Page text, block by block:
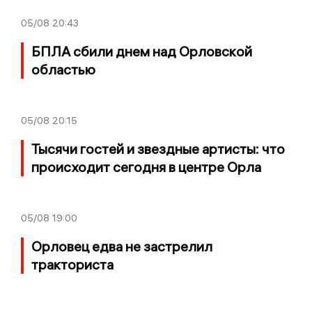
05/08 20:43
БПЛА сбили днем над Орловской
областью
05/08 20:15
Тысячи гостей и звездные артисты: что
происходит сегодня в центре Орла
05/08 19:00
Орловец едва не застрелил
тракториста